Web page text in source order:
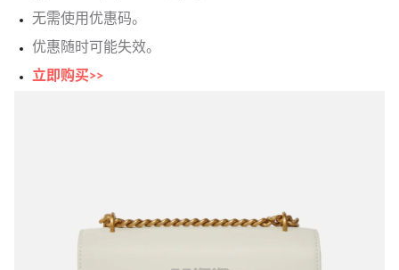
无需使用优惠码。
优惠随时可能失效。
立即购买>>